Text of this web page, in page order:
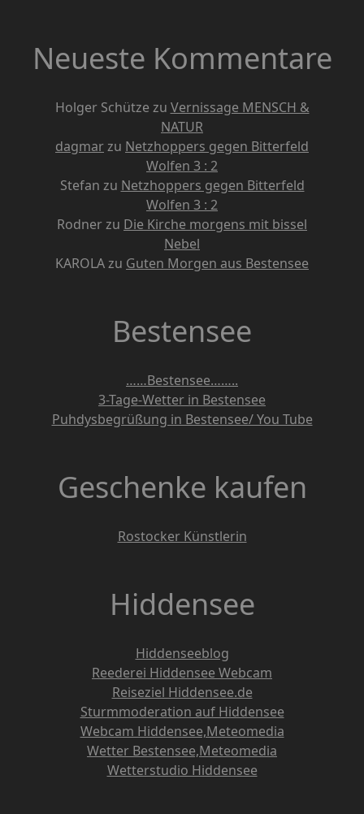
Neueste Kommentare
Holger Schütze zu Vernissage MENSCH &
NATUR
dagmarzu Netzhoppers gegen Bitterfeld
Wolfen 3 : 2
Stefan zu Netzhoppers gegen Bitterfeld
Wolfen 3 : 2
Rodnerzu Die Kirche morgens mit bissel
Nebel
KAROLAzu Guten Morgen aus Bestensee
Bestensee
……Bestensee……..
3-Tage-Wetter in Bestensee
Puhdysbegrüßung in Bestensee/ You Tube
Geschenke kaufen
Rostocker Künstlerin
Hiddensee
Hiddenseeblog
Reederei Hiddensee Webcam
Reiseziel Hiddensee.de
Sturmmoderation auf Hiddensee
Webcam Hiddensee,Meteomedia
Wetter Bestensee,Meteomedia
Wetterstudio Hiddensee